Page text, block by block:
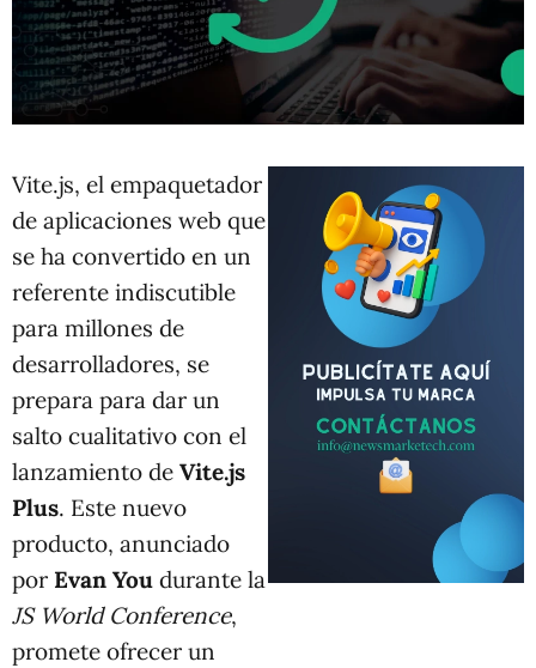
Vite.js, el empaquetador
de aplicaciones web que
se ha convertido en un
referente indiscutible
para millones de
desarrolladores, se
prepara para dar un
salto cualitativo con el
lanzamiento de Vite.js
Plus. Este nuevo
producto, anunciado
por Evan You durante la
JS World Conference,
promete ofrecer un